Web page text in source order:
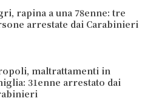
rapina a una 78enne: tre
arrestate dai Carabinieri
maltrattamenti in
31enne arrestato dai